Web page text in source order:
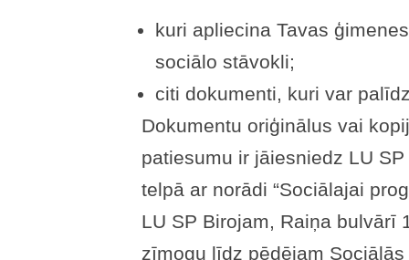
kuri apliecina Tavas
sociālo stāvokli;
citi dokumenti, kuri var
Dokumentu oriģinālus vai
patiesumu ir jāiesniedz LU
telpā ar norādi “Sociālajai
LU SP Birojam, Raiņa bulvārī
zīmogu līdz pēdējam